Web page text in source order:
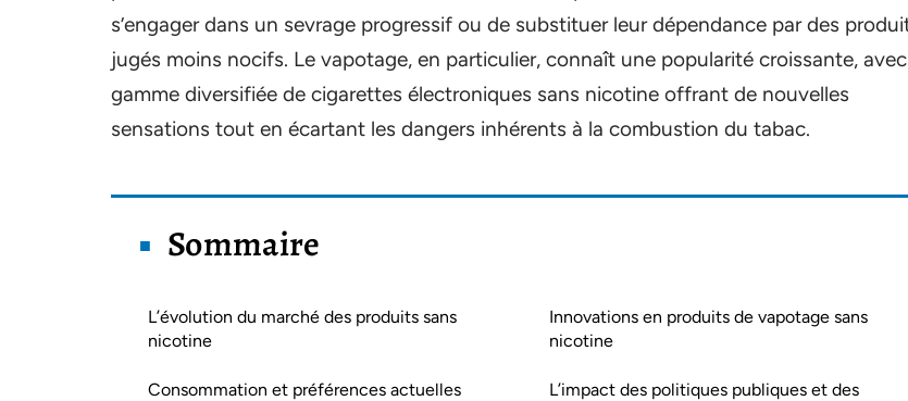
s’engager dans un sevrage progressif ou de substituer leur dépendance par des
jugés moins nocifs. Le vapotage, en particulier, connaît une popularité croissante,
gamme diversifiée de cigarettes électroniques sans nicotine offrant de nouvelles
sensations tout en écartant les dangers inhérents à la combustion du tabac.
Sommaire
L’évolution du marché des produits sans
nicotine
Consommation et préférences actuelles
Innovations en produits de vapotage sans
nicotine
L’impact des politiques publiques et des